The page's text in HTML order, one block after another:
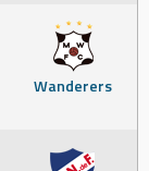
Wanderers